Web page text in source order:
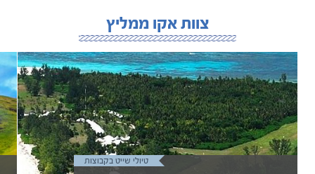
צוות אקו ממליץ
טיולי שייט בקבוצות